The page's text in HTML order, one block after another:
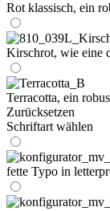
Rot klassisch, ein
Kirschrot, wie eine
Terracotta, ein
Zurücksetzen
Schriftart wählen
fette Typo in